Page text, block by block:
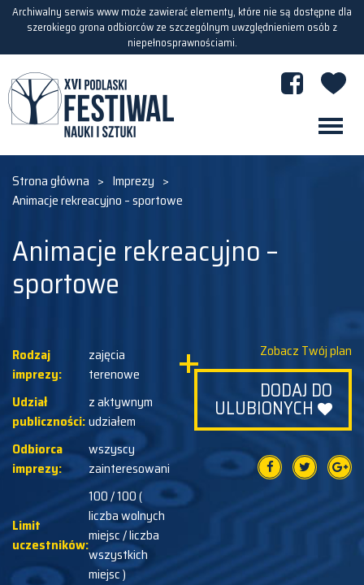
Archiwalny serwis www może zawierać elementy, które nie są dostępne dla
szerokiego grona odbiorców ze szczególnym uwzględnieniem osób z
niepełnosprawnościami.
Strona główna > Imprezy >
Animacje rekreacyjno – sportowe
Animacje rekreacyjno –
sportowe
Rodzaj
imprezy:
zajęcia
terenowe
Udział
publiczności:
z aktywnym
udziałem
Odbiorca
imprezy:
wszyscy
zainteresowani
Limit
uczestników:
100 / 100 (
liczba wolnych
miejsc / liczba
wszystkich
miejsc )
Zobacz Twój plan
DODAJ DO
ULUBIONYCH